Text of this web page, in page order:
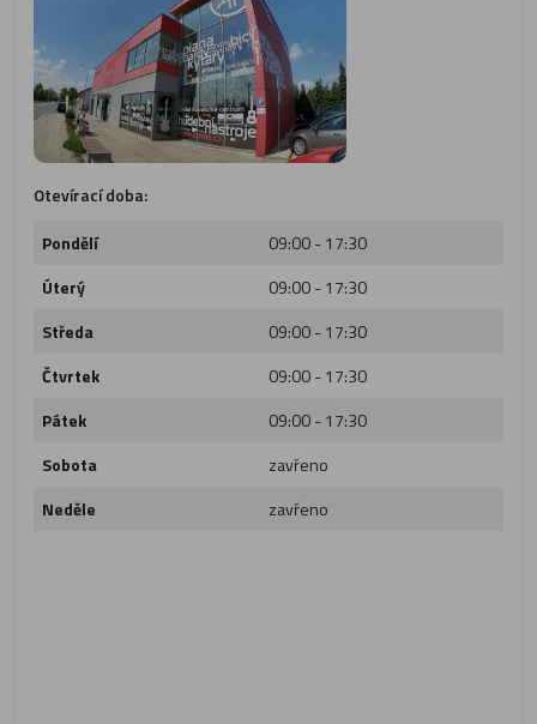
Otevírací doba:
Pondělí
09:00 - 17:30
Úterý
09:00 - 17:30
Středa
09:00 - 17:30
Čtvrtek
09:00 - 17:30
Pátek
09:00 - 17:30
Sobota
zavřeno
Neděle
zavřeno